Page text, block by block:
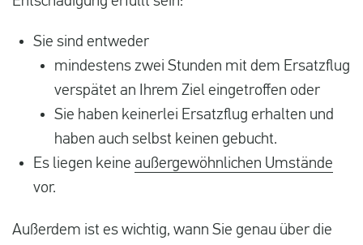
Sie sind entweder
mindestens zwei Stunden mit dem Ersatzflug
verspätet an Ihrem Ziel eingetroffen oder
Sie haben keinerlei Ersatzflug erhalten und
haben auch selbst keinen gebucht.
Es liegen keine außergewöhnlichen Umstände
vor.
Außerdem ist es wichtig, wann Sie genau über die